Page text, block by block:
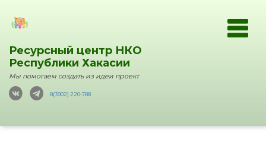
Ресурсный центр НКО
Республики Хакасии
Мы помогаем создать из идеи проект
8(3902) 220-788